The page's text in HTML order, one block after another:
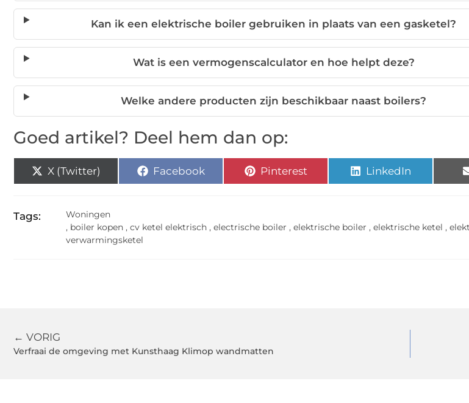
Kan ik een elektrische boiler gebruiken in plaats van een gasketel?
Wat is een vermogenscalculator en hoe helpt deze?
Welke andere producten zijn beschikbaar naast boilers?
Goed artikel? Deel hem dan op:
X (Twitter) Facebook Pinterest LinkedIn
Tags:
Woningen
, boiler kopen , cv ketel elektrisch , electrische boiler , elektrische boiler , elektrische ketel ,
verwarmingsketel
← VORIG
Verfraai de omgeving met Kunsthaag Klimop wandmatten